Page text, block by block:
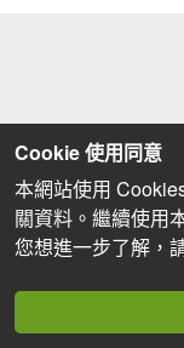
Cookie 使用同意
本網站使用
關資料。繼續使用
您想進一步了解，